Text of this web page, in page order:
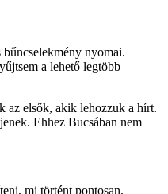
nyomai.
a lehető legtöbb
az elsők, akik lehozzuk a hírt.
Ehhez Bucsában nem
mi történt pontosan.